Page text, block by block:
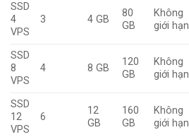
SSD
4
VPS
3 4 GB
80
GB
Không
giới hạn
SSD
8
VPS
4 8 GB
120
GB
Không
giới hạn
SSD
12
VPS
6
12
GB
160
GB
Không
giới hạn